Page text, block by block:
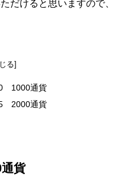
だけると思いますので、
1000通貨
2000通貨
貨